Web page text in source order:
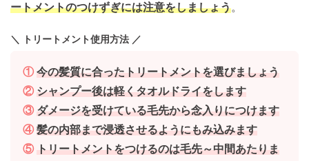
ートメントのつけずぎには注意をしましょう。
＼ トリートメント使用方法 ／
① 今の髪質に合ったトリートメントを選びましょう
② シャンプー後は軽くタオルドライをします
③ ダメージを受けている毛先から念入りにつけます
④ 髪の内部まで浸透させるようにもみ込みます
⑤
トリートメントをつけるのは毛先～中間あたりま